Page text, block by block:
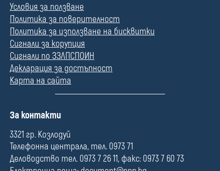
Условия за ползване
Политика за поверителност
Политика за използване на бисквитки
Сигнали за корупция
Сигнали по ЗЗЛПСПОИН
Декларация за достъпност
Карта на сайта
П
л
е
За контакти
3321 гр. Козлодуй
Телефонна централа, тел. 0973 71
Деловодство тел. 0973 7 26 11, факс: 0973 7 60 73